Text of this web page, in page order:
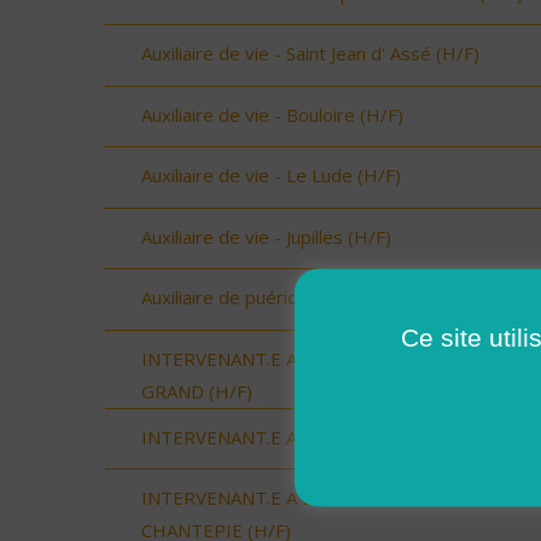
Auxiliaire de vie - Saint Jean d' Assé (H/F)
Auxiliaire de vie - Bouloire (H/F)
Auxiliaire de vie - Le Lude (H/F)
Auxiliaire de vie - Jupilles (H/F)
Auxiliaire de puériculture - AURILLAC (15000) (H/
INTERVENANT.E A DOMICILE (CDI) - PLELAN LE
GRAND (H/F)
INTERVENANT.E A DOMICILE - VAL D'ANAST (H/
INTERVENANT.E A DOMICILE - CESSON-VERN-
CHANTEPIE (H/F)
Ce site